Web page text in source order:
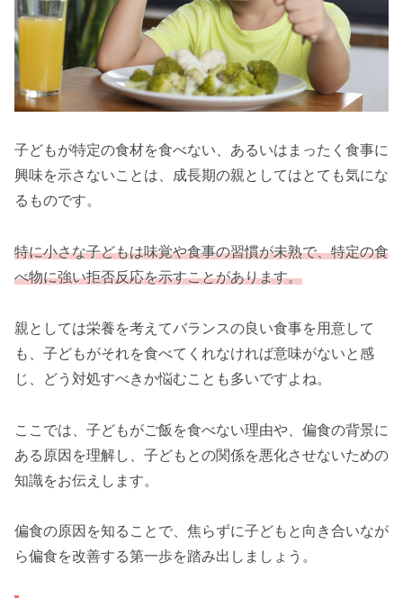
子どもが特定の食材を食べない、あるいはまったく食事に
興味を示さないことは、成長期の親としてはとても気にな
るものです。
特に小さな子どもは味覚や食事の習慣が未熟で、特定の食
べ物に強い拒否反応を示すことがあります。
親としては栄養を考えてバランスの良い食事を用意して
も、子どもがそれを食べてくれなければ意味がないと感
じ、どう対処すべきか悩むことも多いですよね。
ここでは、子どもがご飯を食べない理由や、偏食の背景に
ある原因を理解し、子どもとの関係を悪化させないための
知識をお伝えします。
偏食の原因を知ることで、焦らずに子どもと向き合いなが
ら偏食を改善する第一歩を踏み出しましょう。